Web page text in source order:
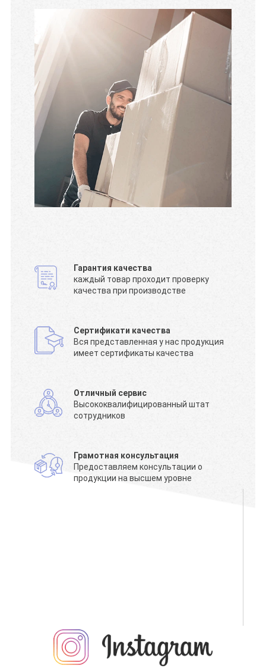
Гарантия качества
каждый товар проходит проверку
качества при производстве
Сертификати качества
Вся представленная у нас продукция
имеет сертификаты качества
Отличный сервис
Высококвалифицированный штат
сотрудников
Грамотная консультация
Предоставляем консультации о
продукции на высшем уровне